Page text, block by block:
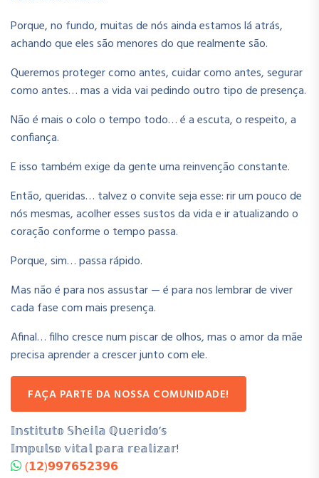
Porque, no fundo, muitas de nós ainda estamos lá atrás,
achando que eles são menores do que realmente são.
Queremos proteger como antes, cuidar como antes, segurar
como antes… mas a vida vai pedindo outro tipo de presença.
Não é mais o colo o tempo todo… é a escuta, o respeito, a
confiança.
E isso também exige da gente uma reinvenção constante.
Então, queridas… talvez o convite seja esse: rir um pouco de
nós mesmas, acolher esses sustos da vida e ir atualizando o
coração conforme o tempo passa.
Porque, sim… passa rápido.
Mas não é para nos assustar — é para nos lembrar de viver
cada fase com mais presença.
Afinal… filho cresce num piscar de olhos, mas o amor da mãe
precisa aprender a crescer junto com ele.
FAÇA PARTE DA NOSSA COMUNIDADE!
𝕀𝕟𝕤𝕥𝕚𝕥𝕦𝕥𝕠 𝕊𝕙𝕖𝕚𝕝𝕒 ℚ𝕦𝕖𝕣𝕚𝕕𝕠’𝕤
𝕀𝕞𝕡𝕦𝕝𝕤𝕠 𝕧𝕚𝕥𝕒𝕝 𝕡𝕒𝕣𝕒 𝕣𝕖𝕒𝕝𝕚𝕫𝕒𝕣!
(𝟭𝟮)𝟵𝟵𝟳𝟲𝟱𝟮𝟯𝟵𝟲